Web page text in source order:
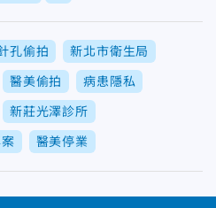
孔偷拍 新北市衛生局
醫美偷拍 病患隱私
新莊光澤診所
醫美停業